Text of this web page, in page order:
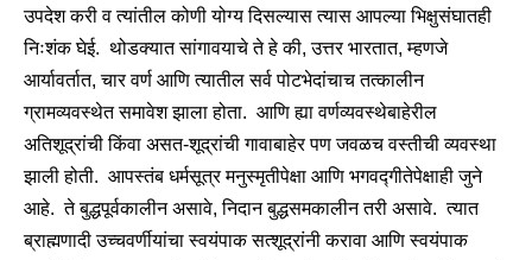
उपदेश करी व त्यांतील कोणी योग्य दिसल्यास त्यास आपल्या भिक्षुसंघातही
निःशंक घेई. थोडक्यात सांगावयाचे ते हे की, उत्तर भारतात, म्हणजे
आर्यावर्तात, चार वर्ण आणि त्यातील सर्व पोटभेदांचाच तत्कालीन
ग्रामव्यवस्थेत समावेश झाला होता. आणि ह्या वर्णव्यवस्थेबाहेरील
अतिशूद्रांची किंवा असत-शूद्रांची गावाबाहेर पण जवळच वस्तीची व्यवस्था
झाली होती. आपस्तंब धर्मसूत्र मनुस्मृतीपेक्षा आणि भगवद्‍गीतेपेक्षाही जुने
आहे. ते बुद्धपूर्वकालीन असावे, निदान बुद्धसमकालीन तरी असावे. त्यात
ब्राह्मणादी उच्चवर्णीयांचा स्वयंपाक सत्शूद्रांनी करावा आणि स्वयंपाक